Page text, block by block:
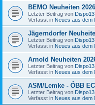
BEMO Neuheiten 2026
Letzter Beitrag von Dispo13
Verfasst in Neues aus dem
Jägerndorfer
Letzter Beitrag von Dispo13
Verfasst in Neues aus dem
Arnold Neuheiten
Letzter Beitrag von Dispo13
Verfasst in Neues aus dem
ASM/Lemke - ÖBB
Letzter Beitrag von Dispo13
Verfasst in Neues aus dem